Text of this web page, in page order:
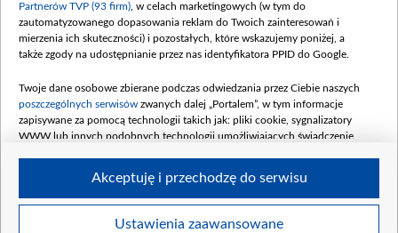
Partnerów TVP (93 firm) , w celach marketingowych (w tym do
zautomatyzowanego dopasowania reklam do Twoich zainteresowań i
mierzenia ich skuteczności) i pozostałych, które wskazujemy poniżej, a
także zgody na udostępnianie przez nas identyfikatora PPID do Google.
Twoje dane osobowe zbierane podczas odwiedzania przez Ciebie naszych
poszczególnych serwisów zwanych dalej „Portalem”, w tym informacje
zapisywane za pomocą technologii takich jak: pliki cookie, sygnalizatory
WWW lub innych podobnych technologii umożliwiających świadczenie
Twoje dane osobowe zbierane podczas odwiedzania przez Ciebie
Ustawienia zaawansowane
Akceptuję i przechodzę do serwisu